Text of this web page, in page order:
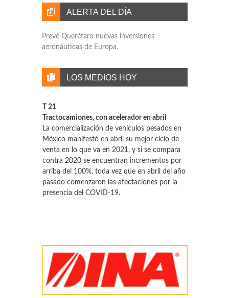
ALERTA DEL DÍA
Prevé Querétaro nuevas inversiones
aeronáuticas de Europa.
LOS MEDIOS HOY
T 21
Tractocamiones, con acelerador en abril
La comercialización de vehículos pesados en
México manifestó en abril su mejor ciclo de
venta en lo que va en 2021, y si se compara
contra 2020 se encuentran incrementos por
arriba del 100%, toda vez que en abril del año
pasado comenzaron las afectaciones por la
presencia del COVID-19.
En los primeros cuatro meses del año, la
escasez de semiconductores ocasionó que se
dejaran de fabricar 135 mil 845 vehículos en
México, informó la Industria Nacional de